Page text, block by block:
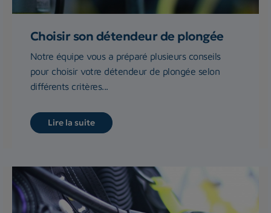
Choisir son détendeur de plongée
Notre équipe vous a préparé plusieurs conseils
pour choisir votre détendeur de plongée selon
différents critères...
Lire la suite